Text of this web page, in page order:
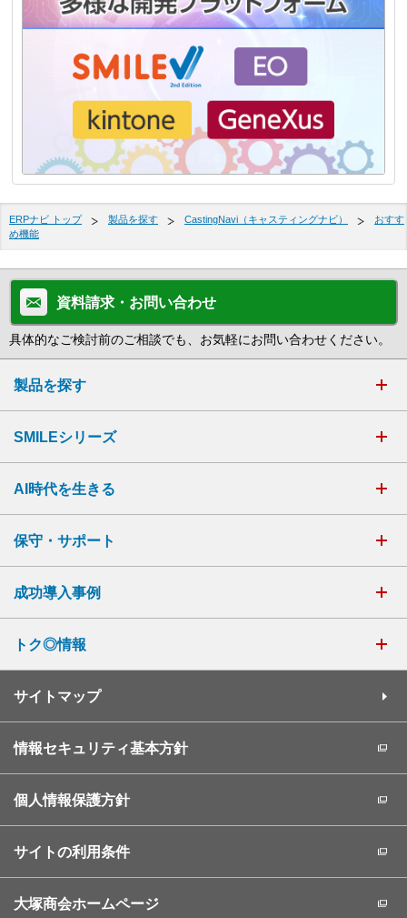
ERPナビ トップ 製品を探す CastingNavi（キャスティングナビ）
おすす
め機能
資料請求・お問い合わせ
具体的なご検討前のご相談でも、お気軽にお問い合わせください。
製品を探す
SMILEシリーズ
AI時代を生きる
保守・サポート
成功導入事例
トク◎情報
サイトマップ
情報セキュリティ基本方針
個人情報保護方針
サイトの利用条件
大塚商会ホームページ